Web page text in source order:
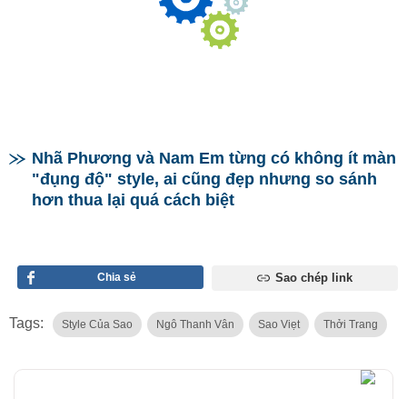
Nhã Phương và Nam Em từng có không ít màn
"đụng độ" style, ai cũng đẹp nhưng so sánh
hơn thua lại quá cách biệt
Chia sẻ Sao chép link
Tags: Style Của Sao Ngô Thanh Vân Sao Viẹt Thởi Trang